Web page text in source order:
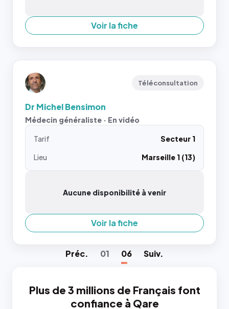
Voir la fiche
Téléconsultation
Dr Michel Bensimon
Médecin généraliste · En vidéo
Tarif
Secteur 1
Lieu
Marseille 1 (13)
Aucune disponibilité à venir
Voir la fiche
Préc. 01 06 Suiv.
Plus de 3 millions de Français font
confiance à Qare